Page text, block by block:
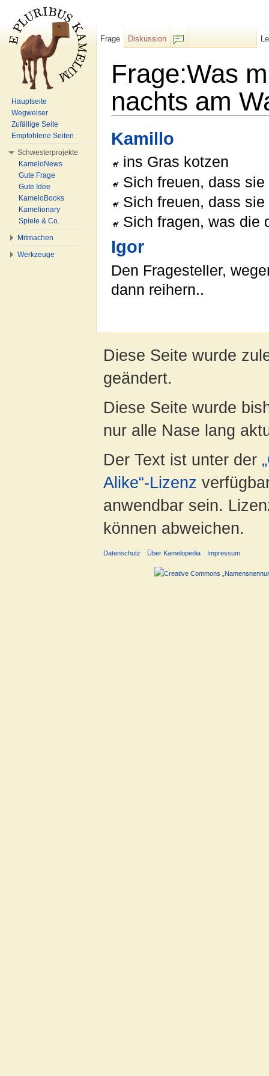
Frage:Was
nachts am
Kamillo
ins Gras kotzen
Sich freuen, dass
Sich freuen, dass
Sich fragen, was die
Igor
Den Fragesteller,
dann reihern..
Frage
Diskussion
Hauptseite
Wegweiser
Zufällige Seite
Empfohlene Seiten
Schwesterprojekte
KameloNews
Gute Frage
Gute Idee
KameloBooks
Kamelionary
Spiele & Co.
Mitmachen
Werkzeuge
Diese Seite wurde
geändert.
Diese Seite wurde
nur alle Nase lang
Der Text ist unter der
Alike“-Lizenz
anwendbar sein.
können abweichen.
Datenschutz Über Kamelopedia Impressum